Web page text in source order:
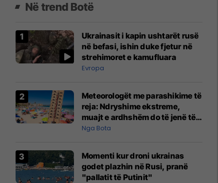
Në trend Botë
Ukrainasit i kapin ushtarët rusë
në befasi, ishin duke fjetur në
strehimoret e kamufluara
Evropa
Meteorologët me parashikime të
reja: Ndryshime ekstreme,
muajt e ardhshëm do të jenë të
pazakontë
Nga Bota
Momenti kur droni ukrainas
godet plazhin në Rusi, pranë
"pallatit të Putinit"